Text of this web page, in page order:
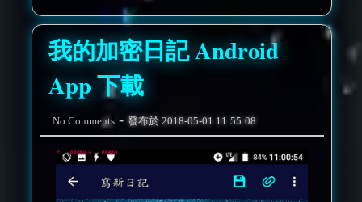
我的加密日記 Android
App 下載
No Comments -發布於2018-05-01 11:55:08